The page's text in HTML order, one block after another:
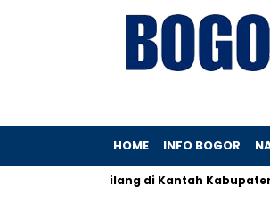
HOME INFO BOGOR
yang Diduga Hilang di Kantah Kabupaten